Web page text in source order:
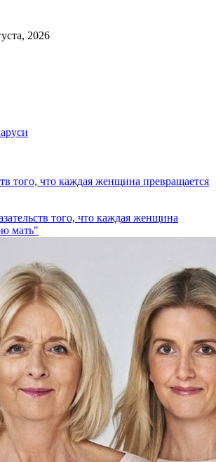
2026
того, что каждая женщина превращается
того, что каждая женщина
мать"